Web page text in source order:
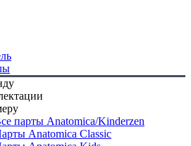
парты Anatomica/Kinderzen
Anatomica Classic